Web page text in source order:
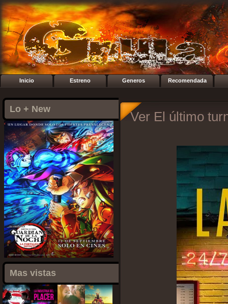
Inicio Estreno Generos Recomendada
Lo + New
Mas vistas
Ver El último